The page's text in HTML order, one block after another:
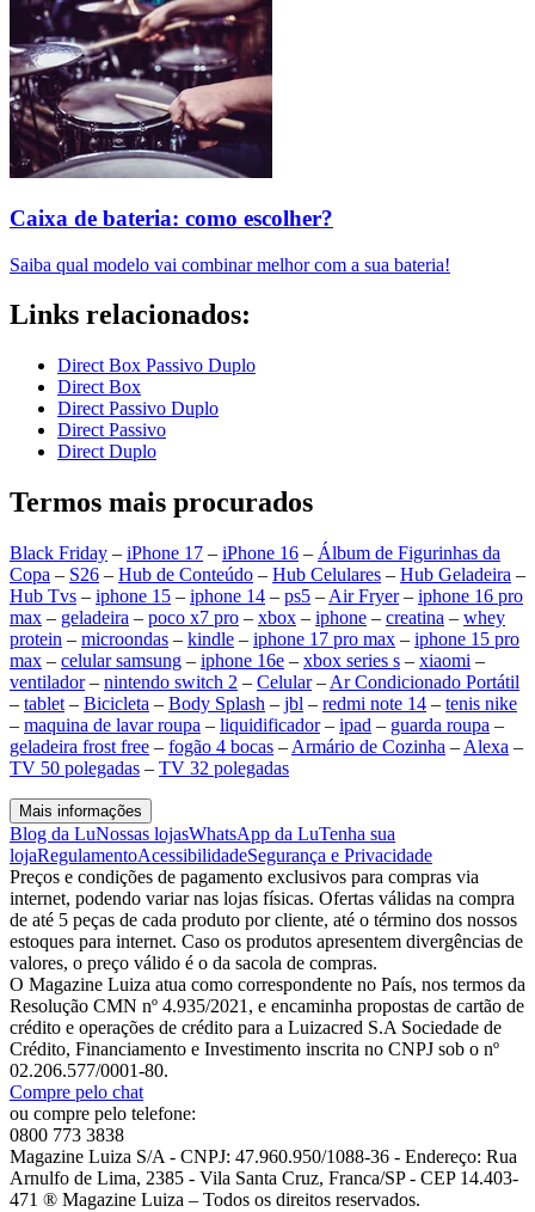
Caixa de bateria: como escolher?
Saiba qual modelo vai combinar melhor com a sua bateria!
Links relacionados:
Direct Box Passivo Duplo
Direct Box
Direct Passivo Duplo
Direct Passivo
Direct Duplo
Termos mais procurados
Black Friday – iPhone 17 – iPhone 16 – Álbum de Figurinhas da
Copa – S26 – Hub de Conteúdo – Hub Celulares – Hub Geladeira –
Hub Tvs – iphone 15 – iphone 14 – ps5 – Air Fryer– iphone 16 pro
max – geladeira – poco x7 pro – xbox – iphone – creatina – whey
protein – microondas – kindle – iphone 17 pro max – iphone 15 pro
max – celular samsung – iphone 16e – xbox series s – xiaomi –
ventilador– nintendo switch 2 – Celular– Ar Condicionado Portátil
– tablet – Bicicleta – Body Splash – jbl – redmi note 14 – tenis nike
– maquina de lavar roupa – liquidificador– ipad – guarda roupa –
geladeira frost free – fogão 4 bocas – Armário de Cozinha – Alexa –
TV 50 polegadas – TV 32 polegadas
Mais informações
Blog da LuNossas lojasWhatsApp da LuTenha sua
lojaRegulamentoAcessibilidadeSegurança e Privacidade
Preços e condições de pagamento exclusivos para compras via
internet, podendo variar nas lojas físicas. Ofertas válidas na compra
de até 5 peças de cada produto por cliente, até o término dos nossos
estoques para internet. Caso os produtos apresentem divergências de
valores, o preço válido é o da sacola de compras.
O Magazine Luiza atua como correspondente no País, nos termos da
Resolução CMN nº 4.935/2021, e encaminha propostas de cartão de
crédito e operações de crédito para a Luizacred S.A Sociedade de
Crédito, Financiamento e Investimento inscrita no CNPJ sob o nº
02.206.577/0001-80.
Compre pelo chat
ou compre pelo telefone:
0800 773 3838
Magazine Luiza S/A - CNPJ: 47.960.950/1088-36 - Endereço: Rua
Arnulfo de Lima, 2385 - Vila Santa Cruz, Franca/SP - CEP 14.403-
471 ® Magazine Luiza – Todos os direitos reservados.